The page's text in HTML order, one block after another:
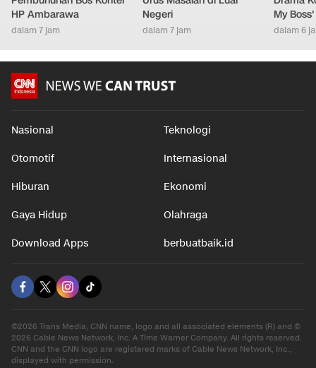
HP Ambarawa
dalam 7 jam
Negeri
dalam 7 jam
My Boss'
dalam 6
Nasional Teknologi
Otomotif Internasional
Hiburan Ekonomi
Gaya Hidup Olahraga
Download Apps berbuatbaik.id
©2026 Trans Media, CNN name, logo and all associated elements (R) and ©
2026 Cable News Network, Inc. A Time Warner Company. All rights reserved.
CNN and the CNN logo are registered marks of Cable News Network, Inc.,
displayed with permission.